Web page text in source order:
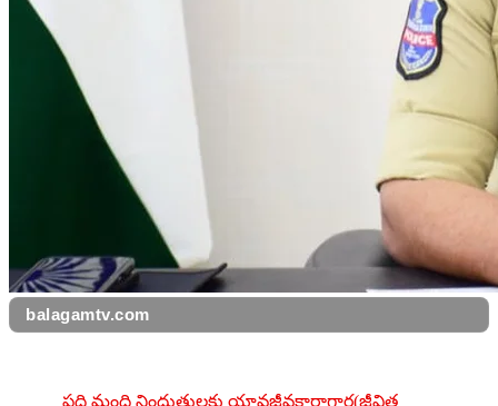
balagamtv.com
పది మంది నిందుతులకు యావజ్జీవకారాగార(జీవిత